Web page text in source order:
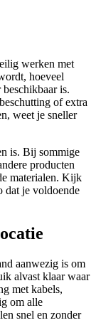
werken met
hoeveel
is.
of extra
weet je sneller
is. Bij sommige
producten
materialen. Kijk
dat je voldoende
aanwezig is om
alvast klaar waar
met kabels,
om alle
snel en zonder